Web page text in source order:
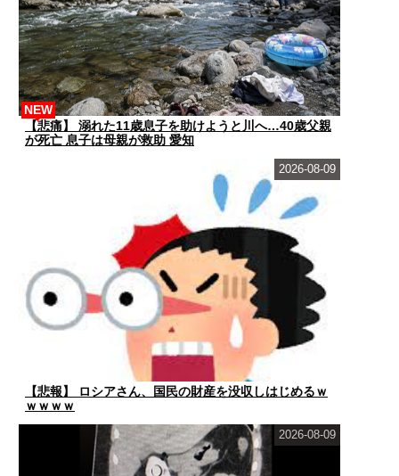
【悲痛】 溺れた11歳息子を助けようと川へ…40歳父親
が死亡 息子は母親が救助 愛知
NEW
【悲報】 ロシアさん、国民の財産を没収しはじめるｗ
ｗｗｗｗ
2026-08-09
2026-08-09